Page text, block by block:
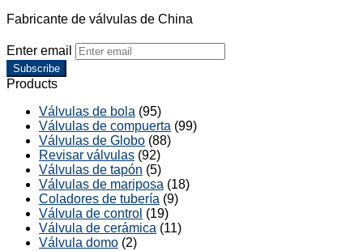
Fabricante de válvulas de China
Enter email
Subscribe
Products
Válvulas de bola (95)
Válvulas de compuerta (99)
Válvulas de Globo (88)
Revisar válvulas (92)
Válvulas de tapón (5)
Válvulas de mariposa (18)
Coladores de tubería (9)
Válvula de control (19)
Válvula de cerámica (11)
Válvula domo (2)